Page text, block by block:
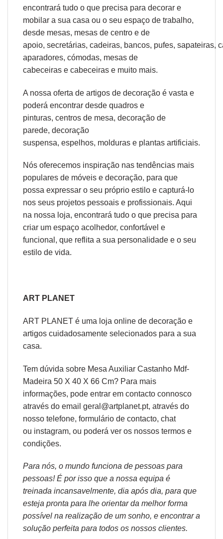
encontrará tudo o que precisa para decorar e
mobilar a sua casa ou o seu espaço de trabalho,
desde mesas, mesas de centro e de
apoio, secretárias, cadeiras, bancos, pufes, sapateiras,
aparadores, cómodas, mesas de
cabeceiras e cabeceiras e muito mais.
A nossa oferta de artigos de decoração é vasta e
poderá encontrar desde quadros e
pinturas, centros de mesa, decoração de
parede, decoração
suspensa, espelhos, molduras e plantas artificiais.
Nós oferecemos inspiração nas tendências mais
populares de móveis e decoração, para que
possa expressar o seu próprio estilo e capturá-lo
nos seus projetos pessoais e profissionais. Aqui
na nossa loja, encontrará tudo o que precisa para
criar um espaço acolhedor, confortável e
funcional, que reflita a sua personalidade e o seu
estilo de vida.
ART PLANET
ART PLANET é uma loja online de decoração e
artigos cuidadosamente selecionados para a sua
casa.
Tem dúvida sobre Mesa Auxiliar Castanho Mdf-
Madeira 50 X 40 X 66 Cm? Para mais
informações, pode entrar em contacto connosco
através do email geral@artplanet.pt, através do
nosso telefone, formulário de contacto, chat
ou instagram, ou poderá ver os nossos termos e
condições.
Para nós, o mundo funciona de pessoas para
pessoas! É por isso que a nossa equipa é
treinada incansavelmente, dia após dia, para que
esteja pronta para lhe orientar da melhor forma
possível na realização de um sonho, e encontrar a
solução perfeita para todos os nossos clientes.